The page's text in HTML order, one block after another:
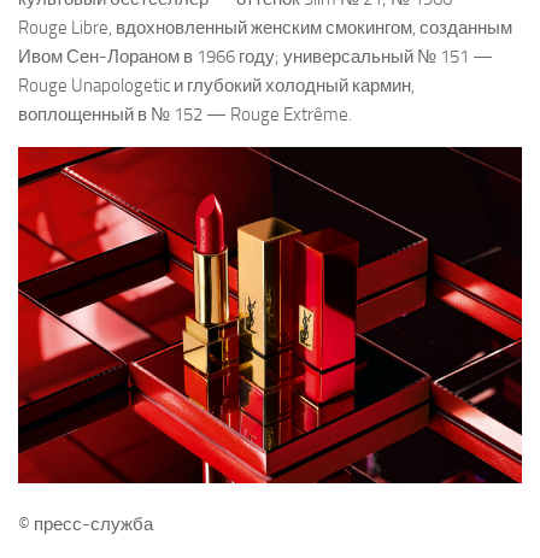
Rouge Libre, вдохновленный женским смокингом, созданным
Ивом Сен-Лораном в 1966 году; универсальный № 151 —
Rouge Unapologetic и глубокий холодный кармин,
воплощенный в № 152 — Rouge Extrême.
© пресс-служба